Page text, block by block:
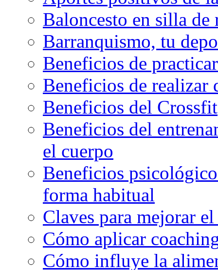
Baloncesto en silla de
Barranquismo, tu
Beneficios de
Beneficios de realizar
Beneficios del Crossfit
Beneficios del
el cuerpo
Beneficios
forma habitual
Claves para mejorar
Cómo aplicar
Cómo influye la